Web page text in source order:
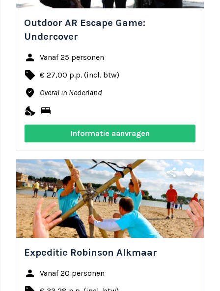
Outdoor AR Escape Game:
Undercover
person Vanaf 25 personen
local_offer € 27,00 p.p. (incl. btw)
where_to_vote Overal in Nederland
nights_stay bed
Informatie aanvragen
share favorite
Expeditie Robinson Alkmaar
person Vanaf 20 personen